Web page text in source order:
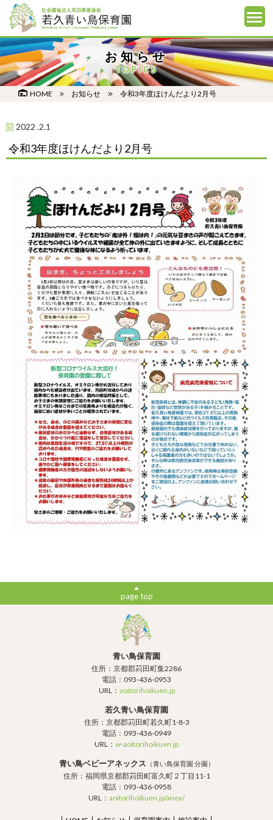
お知らせ
TOPICS
HOME お知らせ 令和3年度ほけんだより2月号
2022 .2.1
令和3年度ほけんだより2月号
page top
青い鳥保育園
住所：京都郡苅田町集2286
電話：093-436-0953
URL： aoitorihoikuen.jp
若久青い鳥保育園
住所：京都郡苅田町若久町1-8-3
電話：093-436-0949
URL： w-aoitorihoikuen.jp
青い鳥ベビーアネックス （青い鳥保育園 分園）
住所：福岡県京都郡苅田町富久町２丁目11-1
電話：093-436-0958
URL： aoitorihoikuen.jp/anex/